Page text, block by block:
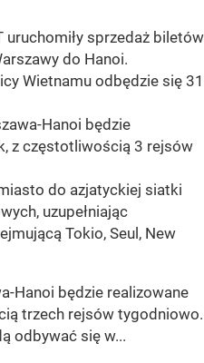
uruchomiły sprzedaż biletów
do Hanoi.
Wietnamu odbędzie się 31
Hanoi będzie
z częstotliwością 3 rejsów
do azjatyckiej siatki
uzupełniając
Tokio, Seul, New
Hanoi będzie realizowane
trzech rejsów tygodniowo.
odbywać się w...